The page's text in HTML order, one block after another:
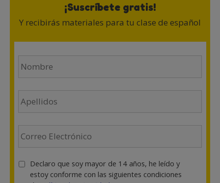
¡Suscríbete gratis!
Y recibirás materiales para tu clase de español
N
o
m
b
i
A
p
e
o
E
m
a
lT
Declaro que soy mayor de 14 años, he leído y
estoy conforme con las siguientes condiciones